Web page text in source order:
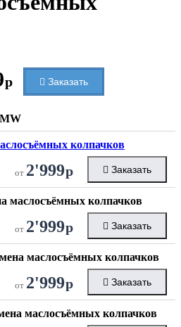
р Заказать
колпачков
от 2'999р Заказать
маслосъёмных колпачков
от 2'999р Заказать
маслосъёмных колпачков
от 2'999р Заказать
маслосъёмных колпачков